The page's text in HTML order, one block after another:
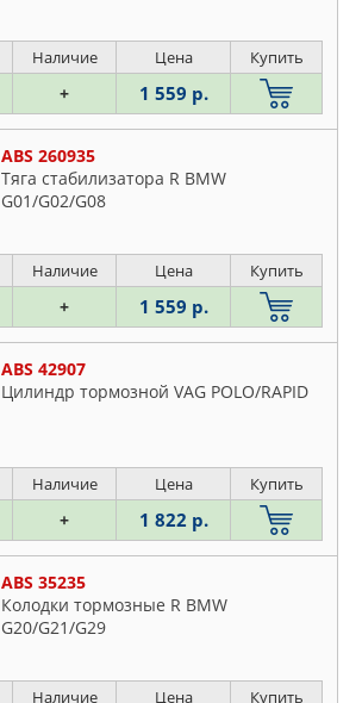
Наличие Цена Купить
+ 1 559 р.
ABS 260935
Тяга стабилизатора R BMW
G01/G02/G08
Наличие Цена Купить
+ 1 559 р.
ABS 42907
Цилиндр тормозной VAG POLO/RAPID
Наличие Цена Купить
+ 1 822 р.
ABS 35235
Колодки тормозные R BMW
G20/G21/G29
Наличие Цена Купить